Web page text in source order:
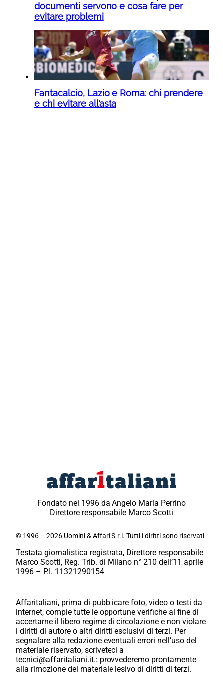
documenti servono e cosa fare per
evitare problemi
Fantacalcio, Lazio e Roma: chi prendere
e chi evitare all’asta
Fondato nel 1996 da Angelo Maria Perrino
Direttore responsabile Marco Scotti
© 1996 – 2026 Uomini & Affari S.r.l. Tutti i diritti sono riservati
Testata giornalistica registrata, Direttore responsabile
Marco Scotti, Reg. Trib. di Milano n° 210 dell’11 aprile
1996 – P.I. 11321290154
Affaritaliani, prima di pubblicare foto, video o testi da
internet, compie tutte le opportune verifiche al fine di
accertarne il libero regime di circolazione e non violare
i diritti di autore o altri diritti esclusivi di terzi. Per
segnalare alla redazione eventuali errori nell’uso del
materiale riservato, scriveteci a
tecnici@affaritaliani.it.: provvederemo prontamente
alla rimozione del materiale lesivo di diritti di terzi.